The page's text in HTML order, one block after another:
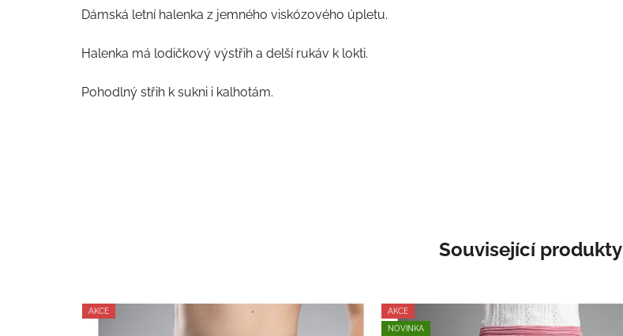
Dámská letní halenka z jemného viskózového úpletu.
Halenka má lodičkový výstřih a delší rukáv k lokti.
Pohodlný střih k sukni i kalhotám.
Související produkty
AKCE
AKCE
NOVINKA